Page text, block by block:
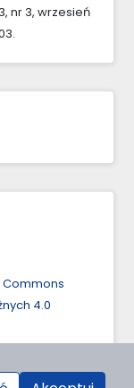
nr 3, wrzesień
4.0